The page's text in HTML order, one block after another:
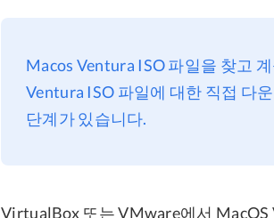
Macos Ventura ISO 파일을 찾고
Ventura ISO 파일에 대한 직접 다
단계가 있습니다.
VirtualBox 또는 VMware에서 MacOS